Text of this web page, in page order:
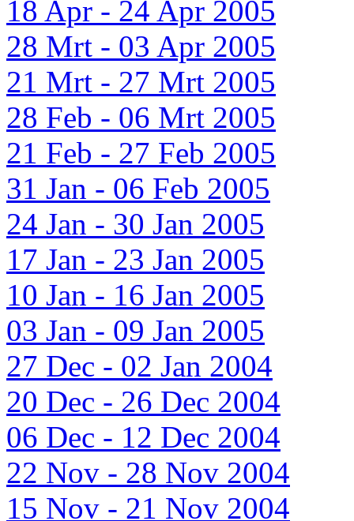
18 Apr - 24 Apr 2005
28 Mrt - 03 Apr 2005
21 Mrt - 27 Mrt 2005
28 Feb - 06 Mrt 2005
21 Feb - 27 Feb 2005
31 Jan - 06 Feb 2005
24 Jan - 30 Jan 2005
17 Jan - 23 Jan 2005
10 Jan - 16 Jan 2005
03 Jan - 09 Jan 2005
27 Dec - 02 Jan 2004
20 Dec - 26 Dec 2004
06 Dec - 12 Dec 2004
22 Nov - 28 Nov 2004
15 Nov - 21 Nov 2004